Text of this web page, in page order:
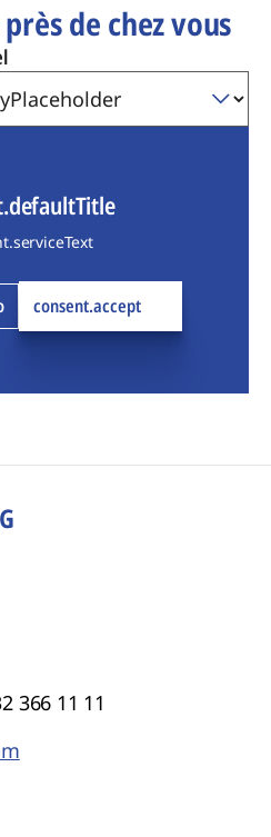
de chez vous
consent.accept
366 11 11